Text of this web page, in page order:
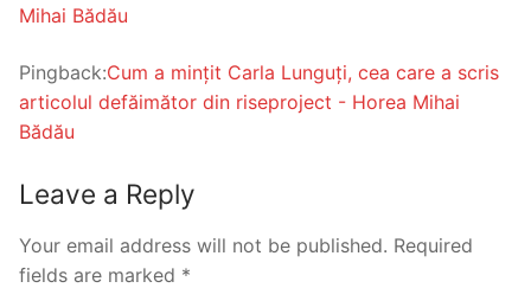
Mihai Bădău
Pingback:Cum a mințit Carla Lunguți, cea care a scris
articolul defăimător din riseproject - Horea Mihai
Bădău
Leave a Reply
Your email address will not be published. Required
fields are marked *